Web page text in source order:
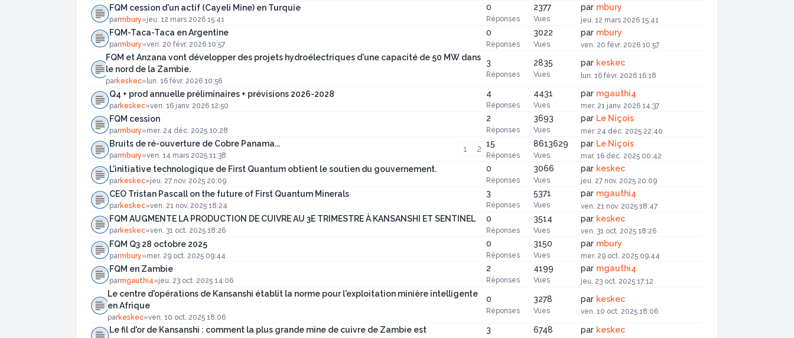
FQM cession d'un actif (Cayeli Mine) en Turquie
parmbury»jeu. 12 mars 2026 15:41
0
Réponses
2377
Vues
par mbury
jeu. 12 mars 2026 15:41
FQM-Taca-Taca en Argentine
parmbury»ven. 20 févr. 2026 10:57
0
Réponses
3022
Vues
par mbury
ven. 20 févr. 2026 10:57
FQM et Anzana vont développer des projets hydroélectriques d'une capacité de 50 MW dans
le nord de la Zambie.
parkeskec»lun. 16 févr. 2026 10:56
3
Réponses
2835
Vues
par keskec
lun. 16 févr. 2026 16:18
Q4 + prod annuelle préliminaires + prévisions 2026-2028
parkeskec»ven. 16 janv. 2026 12:50
4
Réponses
4431
Vues
par mgauthi4
mer. 21 janv. 2026 14:37
FQM cession
parmbury»mer. 24 déc. 2025 10:28
2
Réponses
3693
Vues
par Le Niçois
mer. 24 déc. 2025 22:40
Bruits de ré-ouverture de Cobre Panama...
parmbury»ven. 14 mars 2025 11:38
1 2
15
Réponses
8613629
Vues
par Le Niçois
mar. 16 déc. 2025 00:42
L'initiative technologique de First Quantum obtient le soutien du gouvernement.
parkeskec»jeu. 27 nov. 2025 20:09
0
Réponses
3066
Vues
par keskec
jeu. 27 nov. 2025 20:09
CEO Tristan Pascall on the future of First Quantum Minerals
parkeskec»ven. 21 nov. 2025 18:24
3
Réponses
5371
Vues
par mgauthi4
ven. 21 nov. 2025 18:47
FQM AUGMENTE LA PRODUCTION DE CUIVRE AU 3E TRIMESTRE À KANSANSHI ET SENTINEL
parkeskec»ven. 31 oct. 2025 18:26
0
Réponses
3514
Vues
par keskec
ven. 31 oct. 2025 18:26
FQM Q3 28 octobre 2025
parmbury»mer. 29 oct. 2025 09:44
0
Réponses
3150
Vues
par mbury
mer. 29 oct. 2025 09:44
FQM en Zambie
parmgauthi4»jeu. 23 oct. 2025 14:06
2
Réponses
4199
Vues
par mgauthi4
jeu. 23 oct. 2025 17:12
Le centre d'opérations de Kansanshi établit la norme pour l'exploitation minière intelligente
en Afrique
parkeskec»ven. 10 oct. 2025 18:06
0
Réponses
3278
Vues
par keskec
ven. 10 oct. 2025 18:06
Le fil d'or de Kansanshi : comment la plus grande mine de cuivre de Zambie est 3 6748 par keskec